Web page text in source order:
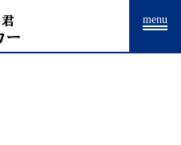
in
include/access_log.phpon
menu